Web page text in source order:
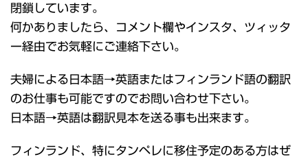
閉鎖しています。
何かありましたら、コメント欄やインスタ、ツィッタ
ー経由でお気軽にご連絡下さい。
夫婦による日本語→英語またはフィンランド語の翻訳
のお仕事も可能ですのでお問い合わせ下さい。
日本語→英語は翻訳見本を送る事も出来ます。
フィンランド、特にタンペレに移住予定のある方はぜ